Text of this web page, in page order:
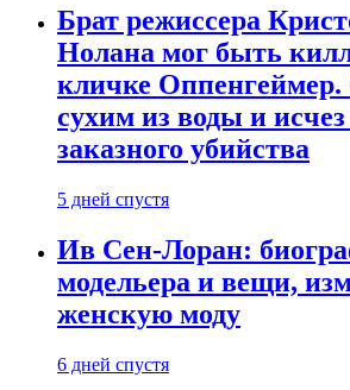
Брат режиссера
Нолана мог быть
кличке
сухим из воды и исчез
заказного убийства
5 дней спустя
Ив Сен-Лоран:
модельера и вещи,
женскую моду
6 дней спустя